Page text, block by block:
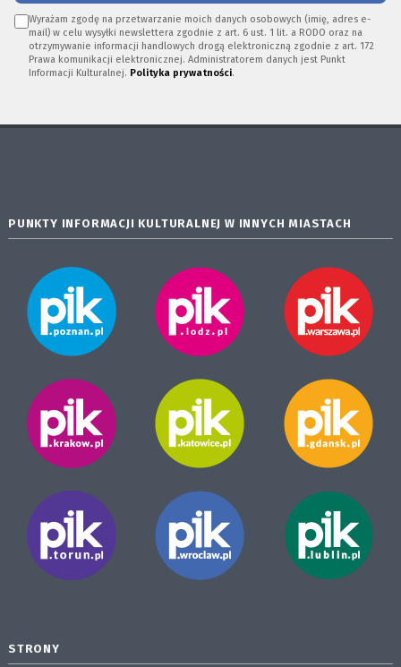
Wyrażam zgodę na przetwarzanie moich danych osobowych (imię, adres e-
mail) w celu wysyłki newslettera zgodnie z art. 6 ust. 1 lit. a RODO oraz na
otrzymywanie informacji handlowych drogą elektroniczną zgodnie z art. 172
Prawa komunikacji elektronicznej. Administratorem danych jest Punkt
Informacji Kulturalnej. Polityka prywatności.
PUNKTY INFORMACJI KULTURALNEJ W INNYCH MIASTACH
STRONY